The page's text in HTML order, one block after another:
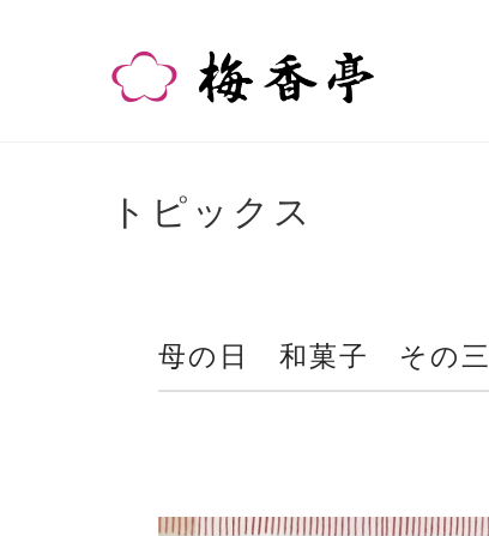
トピックス
母の日 和菓子 その三